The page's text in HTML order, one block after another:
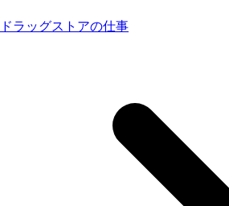
ドラッグストアの仕事